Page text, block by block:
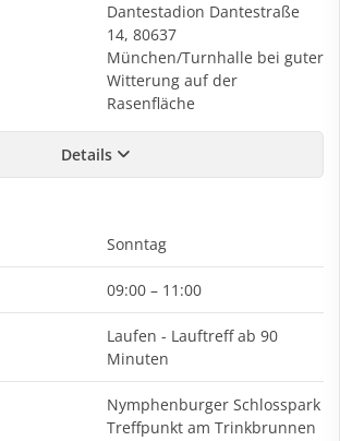
Dantestadion Dantestraße
14, 80637
München/Turnhalle bei guter
Witterung auf der
Rasenfläche
Details
Sonntag
09:00 – 11:00
Laufen - Lauftreff ab 90
Minuten
Nymphenburger Schlosspark
Treffpunkt am Trinkbrunnen